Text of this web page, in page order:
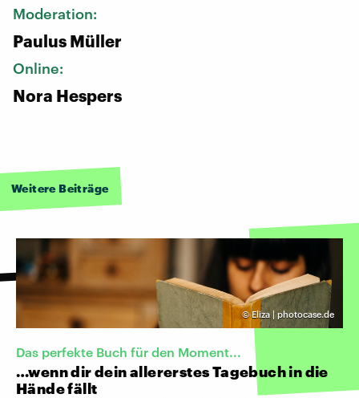
Moderation:
Paulus Müller
Online:
Nora Hespers
Weitere Beiträge
©Eliza | photocase.de
Das perfekte Buch für den Moment...
…wenn dir dein allererstes Tagebuch in die
Hände fällt